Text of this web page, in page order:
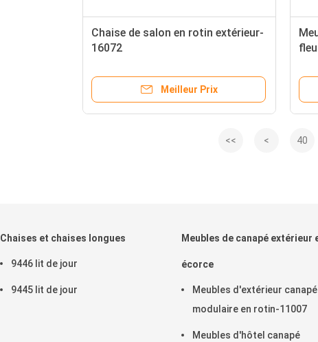
Chaise de salon en rotin extérieur-
16072
Meilleur Prix
<< < 40
Chaises et chaises longues
9446 lit de jour
9445 lit de jour
Meubles de canapé extérieur
écorce
Meubles d'extérieur canapé
modulaire en rotin-11007
Meubles d'hôtel canapé